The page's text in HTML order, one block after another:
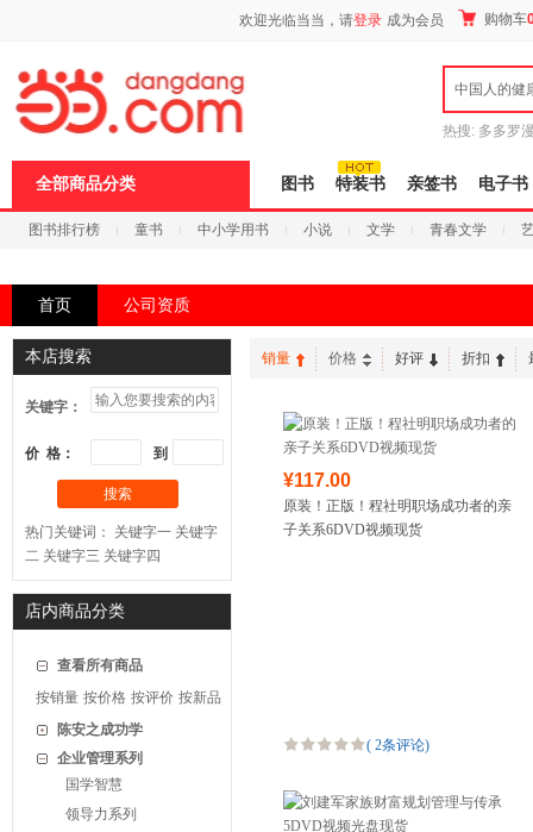
欢迎光临当当，请登录 成为会员 购物车
中国人的健
热搜: 多多罗
全部商品分类 图书 特装书 亲签书 电子书
图书排行榜 童书 中小学用书 小说 文学 青春文学
首页 公司资质
本店搜索
关键字：
价 格： 到
搜索
热门关键词： 关键字一 关键字
二 关键字三 关键字四
店内商品分类
查看所有商品
按销量 按价格 按评价 按新品
陈安之成功学
企业管理系列
国学智慧
领导力系列
销量 价格 好评 折扣
¥117.00
原装！正版！程社明职场成功者的亲
子关系6DVD视频现货
( 2条评论)
页
浪
打